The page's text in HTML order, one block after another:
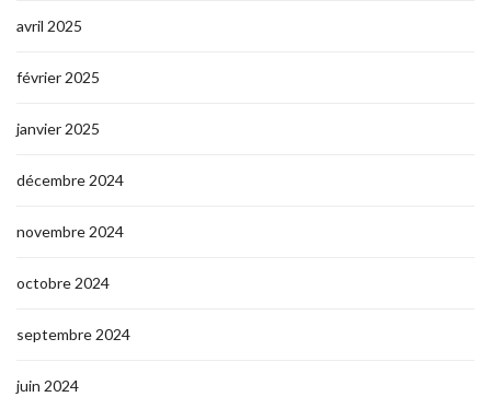
avril 2025
février 2025
janvier 2025
décembre 2024
novembre 2024
octobre 2024
septembre 2024
juin 2024